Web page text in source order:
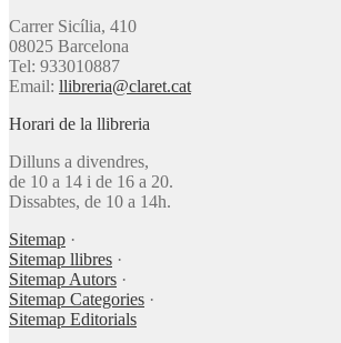
Carrer Sicília, 410
08025 Barcelona
Tel: 933010887
Email: llibreria@claret.cat
Horari de la llibreria
Dilluns a divendres,
de 10 a 14 i de 16 a 20.
Dissabtes, de 10 a 14h.
Sitemap ·
Sitemap llibres ·
Sitemap Autors ·
Sitemap Categories ·
Sitemap Editorials